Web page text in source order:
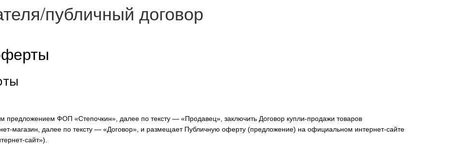
публичный договор
ФОП «Степочкин», далее по тексту — «Продавец», заключить Договор купли-продажи товаров
магазин, далее по тексту — «Договор», и размещает Публичную оферту (предложение) на официальном интернет-сайте
сайт»).